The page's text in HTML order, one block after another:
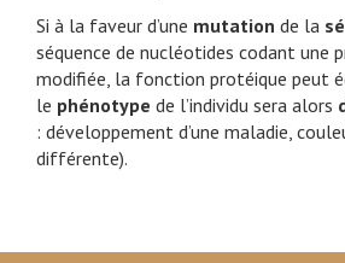
Si à la faveur d’une mutation de la
séquence de nucléotides codant une
modifiée, la fonction protéique peut
le phénotype de l’individu sera alors
: développement d’une maladie,
différente).